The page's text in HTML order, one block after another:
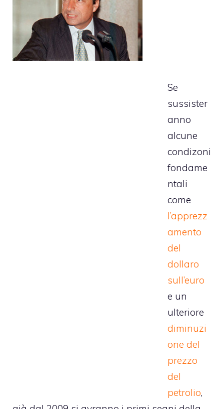
Se
sussister
anno
alcune
condizoni
fondame
ntali
come
l’apprezz
amento
del
dollaro
sull’euro
e un
ulteriore
diminuzi
one del
prezzo
del
petrolio,